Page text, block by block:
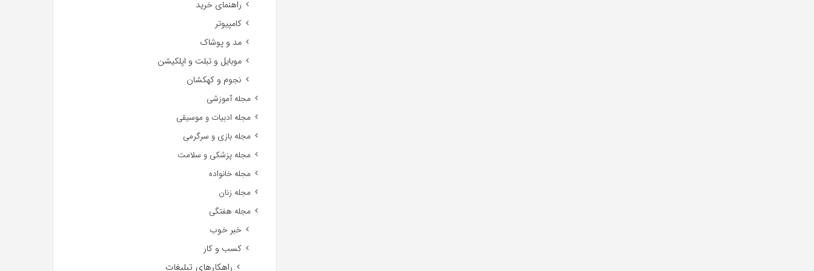
راهنمای خرید
کامپیوتر
مد و پوشاک
موبایل و تبلت و اپلکیشن
نجوم و کهکشان
مجله آموزشی
مجله ادبیات و موسیقی
مجله بازی و سرگرمی
مجله پزشکی و سلامت
مجله خانواده
مجله زنان
مجله هفتگی
خبر خوب
کسب و کار
راهکارهای تبلیغات